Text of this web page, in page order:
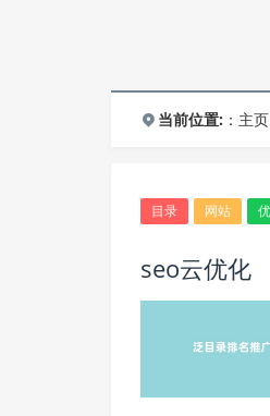
当前位置: ： 主页
目录 网站
seo云优化